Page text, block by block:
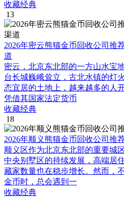
收藏经典
13
2026年密云熊猫金币回收公司推
道
密云，北京东北部的一方山水宝
台长城巍峨耸立，古北水镇的灯
态宜居的土地上，越来越多的人
凭借其国家法定货币
收藏经典
18
2026年顺义熊猫金币回收公司推
顺义区作为北京东北部的重要城
中央别墅区的持续发展，高端居
藏家数量也在稳步增长。然而，
金币时，总会遇到一
收藏经典